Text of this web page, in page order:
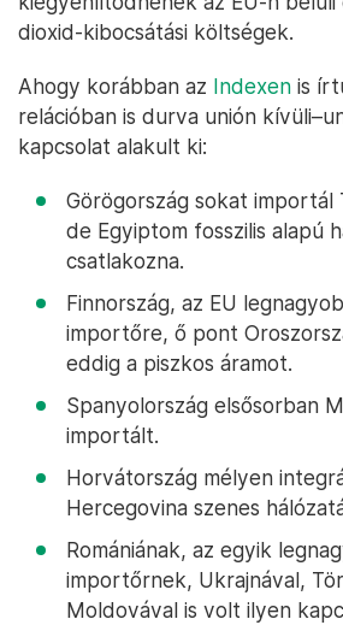
dioxid-kibocsátási költségek.
Ahogy korábban az Indexen is
relációban is durva unión
kapcsolat alakult ki:
Görögország sokat importál
de Egyiptom fosszilis alapú
csatlakozna.
Finnország, az EU
importőre, ő pont
eddig a piszkos áramot.
Spanyolország elsősorban
importált.
Horvátország mélyen
Hercegovina szenes
Romániának, az egyik
importőrnek, Ukrajnával,
Moldovával is volt ilyen